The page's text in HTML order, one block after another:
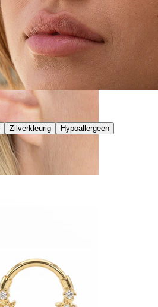
Zilverkleurig Hypoallergeen